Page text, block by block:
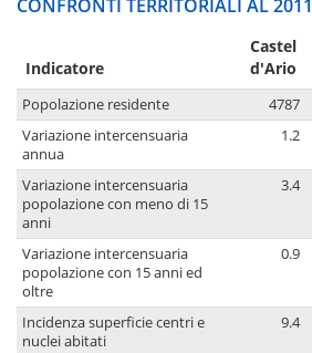
CONFRONTI TERRITORIALI AL 2011
Indicatore
Castel
d'Ario
Popolazione residente 4787
Variazione intercensuaria
annua
1.2
Variazione intercensuaria
popolazione con meno di 15
anni
3.4
Variazione intercensuaria
popolazione con 15 anni ed
oltre
0.9
Incidenza superficie centri e
nuclei abitati
9.4